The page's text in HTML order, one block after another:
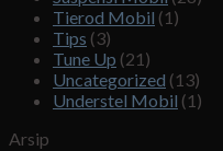
Tierod Mobil (1)
Tips (3)
Tune Up (21)
Uncategorized (13)
Understel Mobil (1)
Arsip